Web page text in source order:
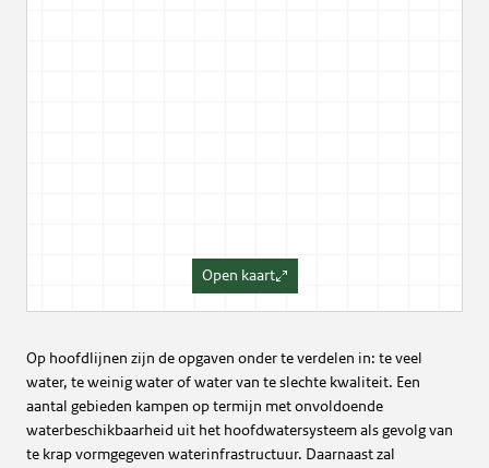
Open kaart
Op hoofdlijnen zijn de opgaven onder te verdelen in: te veel
water, te weinig water of water van te slechte kwaliteit. Een
aantal gebieden kampen op termijn met onvoldoende
waterbeschikbaarheid uit het hoofdwatersysteem als gevolg van
te krap vormgegeven waterinfrastructuur. Daarnaast zal